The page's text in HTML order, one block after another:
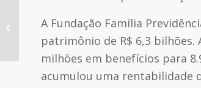
A Fundação Família
patrimônio de R$ 6,3
milhões em benefícios para
acumulou uma rentabilidade
Relatório Anual consolida